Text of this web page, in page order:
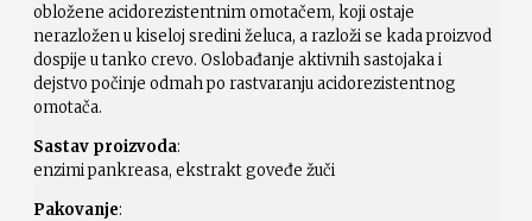
obložene acidorezistentnim omotačem, koji ostaje
nerazložen u kiseloj sredini želuca, a razloži se kada proizvod
dospije u tanko crevo. Oslobađanje aktivnih sastojaka i
dejstvo počinje odmah po rastvaranju acidorezistentnog
omotača.
Sastav proizvoda:
enzimi pankreasa, ekstrakt goveđe žuči
Pakovanje: